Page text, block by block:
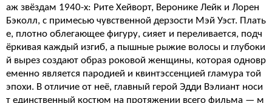
аж звёздам 1940-х: Рите Хейворт, Веронике Лейк и Лорен
Бэколл, с примесью чувственной дерзости Мэй Уэст. Плать
е, плотно облегающее фигуру, сияет и переливается, подч
ёркивая каждый изгиб, а пышные рыжие волосы и глубоки
й вырез создают образ роковой женщины, которая одновр
еменно является пародией и квинтэссенцией гламура той
эпохи. В отличие от неё, главный герой Эдди Вэлиант носи
т единственный костюм на протяжении всего фильма — м